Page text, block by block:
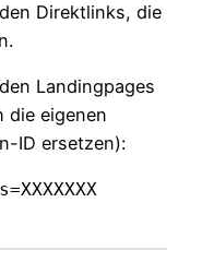
Direktlinks, die
Landingpages
die eigenen
ID ersetzen):